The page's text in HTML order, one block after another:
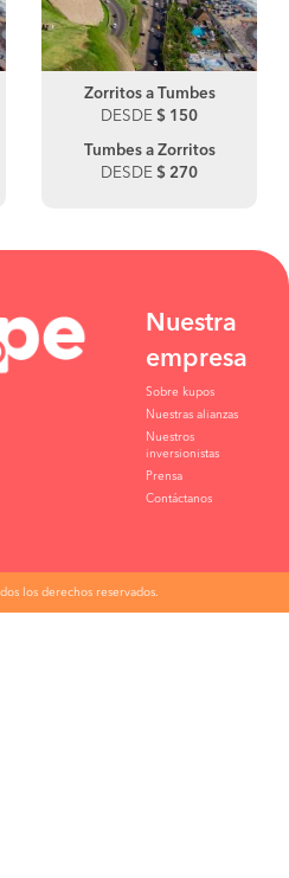
Zorritos a Tumbes
DESDE $ 150
Tumbes a Zorritos
DESDE $ 270
Nuestra
empresa
Sobre kupos
Nuestras alianzas
Nuestros
inversionistas
Prensa
Contáctanos
los derechos reservados.